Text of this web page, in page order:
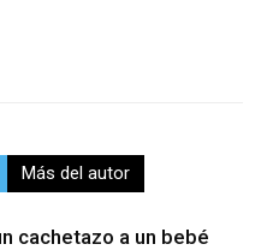
Más del autor
cachetazo a un bebé